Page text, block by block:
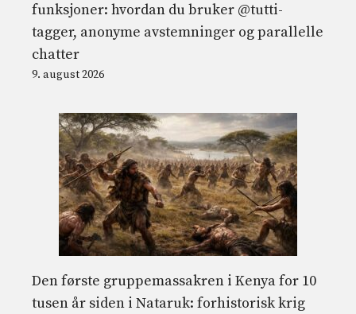
funksjoner: hvordan du bruker @tutti-
tagger, anonyme avstemninger og parallelle
chatter
9. august 2026
Den første gruppemassakren i Kenya for 10
tusen år siden i Nataruk: forhistorisk krig